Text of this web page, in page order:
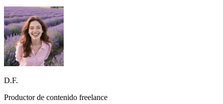
D.F.
Productor de contenido freelance